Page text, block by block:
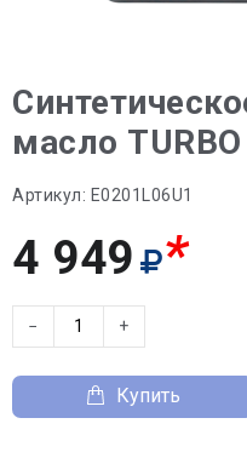
масло
Артикул: E0201L06U1
4 949 *
− +
Купить